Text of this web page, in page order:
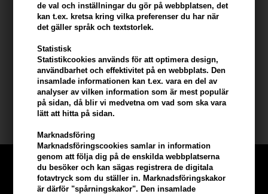
de val och inställningar du gör på webbplatsen, det
kan t.ex. kretsa kring vilka preferenser du har när
det gäller språk och textstorlek.
Statistisk
Statistikcookies används för att optimera design,
användbarhet och effektivitet på en webbplats. Den
insamlade informationen kan t.ex. vara en del av
analyser av vilken information som är mest populär
på sidan, då blir vi medvetna om vad som ska vara
lätt att hitta på sidan.
Marknadsföring
Marknadsföringscookies samlar in information
genom att följa dig på de enskilda webbplatserna
du besöker och kan sägas registrera de digitala
fotavtryck som du ställer in. Marknadsföringskakor
är därför "spårningskakor". Den insamlade
Du använder Fudge Shaper så här
- Ta vaxet på fingrarna
- bearbeta den ordentligt i torrt hår
- tvätta det lätt igen med normalt. hårtvätt.
Innehåll: 75g
Fudge vax